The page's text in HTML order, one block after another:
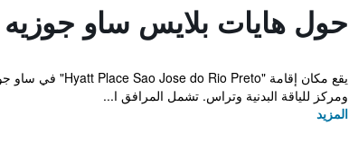
حول هايات بلايس ساو جوزيه
ومركز للياقة البدنية وتراس. تشمل المرافق ا...
المزيد